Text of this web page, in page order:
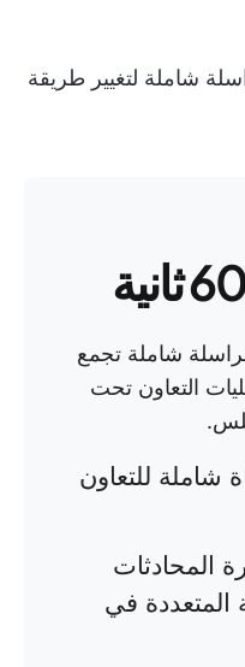
شاملة لتغيير طريقة
مراسلة شاملة تجمع
التعاون تحت
شاملة للتعاون
المحادثات
المتعددة في